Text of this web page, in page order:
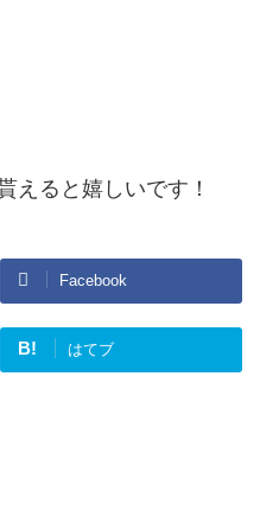
えると嬉しいです！
Facebook
B! はてブ